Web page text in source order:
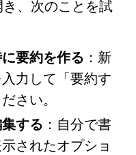
、次のことを試
要約を作る ：新
力して「要約す
さい。
する ：自分で書
されたオプショ